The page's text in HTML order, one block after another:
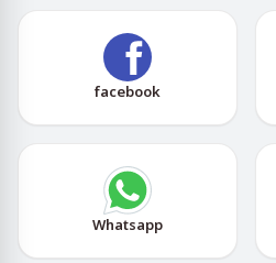
facebook
Whatsapp